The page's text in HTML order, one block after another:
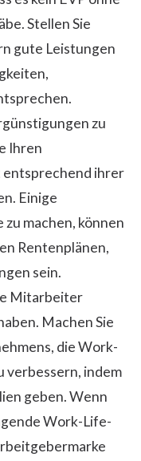
Stellen Sie
gute Leistungen
zu
Ihren
ihrer
Einige
machen, können
Rentenplänen,
sein.
Mitarbeiter
Machen Sie
die Work-
verbessern, indem
geben. Wenn
Work-Life-